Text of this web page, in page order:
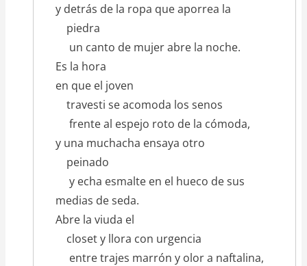
y detrás de la ropa que aporrea la
piedra
un canto de mujer abre la noche.
Es la hora
en que el joven
travesti se acomoda los senos
frente al espejo roto de la cómoda,
y una muchacha ensaya otro
peinado
y echa esmalte en el hueco de sus
medias de seda.
Abre la viuda el
closet y llora con urgencia
entre trajes marrón y olor a naftalina,